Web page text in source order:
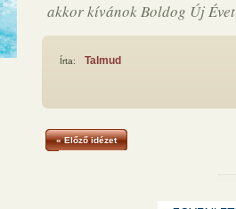
akkor kívánok Boldog Új
Írta: Talmud
« Előző idézet